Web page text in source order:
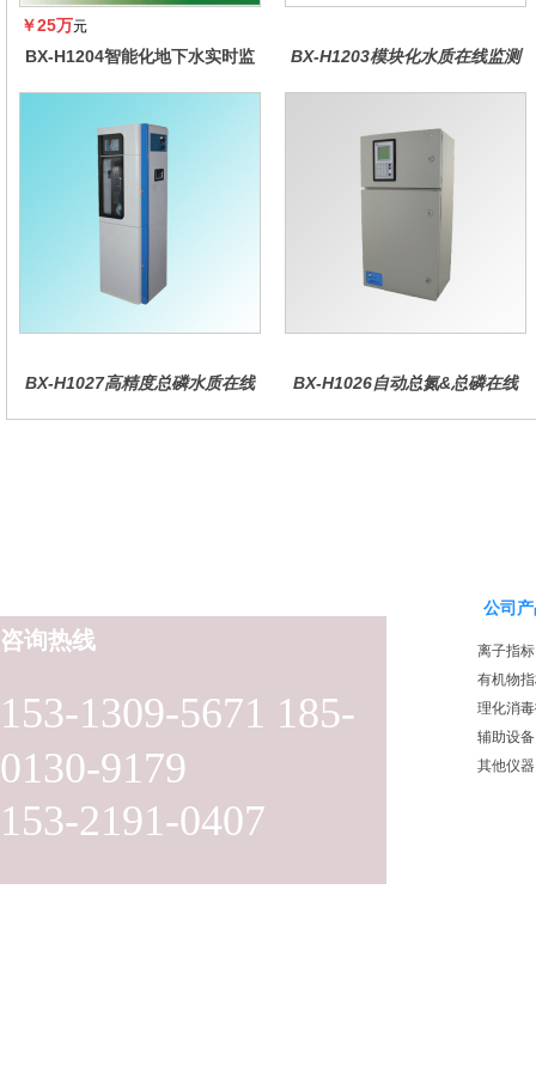
￥25万元
BX-H1204智能化地下水实时监
BX-H1203模块化水质在线监测
BX-H1027高精度总磷水质在线
BX-H1026自动总氮&总磷在线
153-1309-5671 185-
0130-9179
153-2191-0407
咨询热线
公司
离子指标
有机物
理化消
辅助设备
其他仪器